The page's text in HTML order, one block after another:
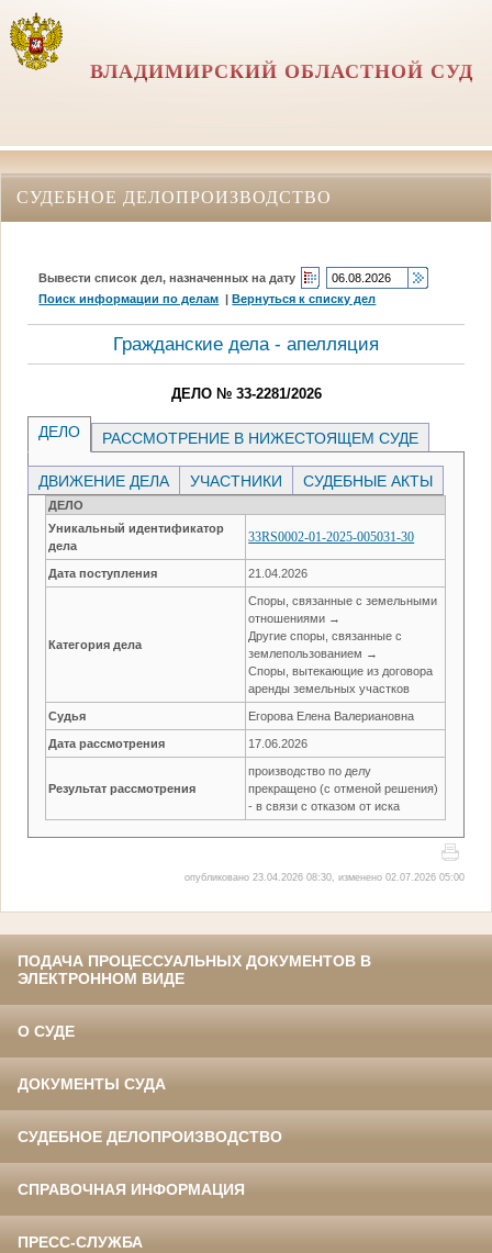
ВЛАДИМИРСКИЙ ОБЛАСТНОЙ СУД
СУДЕБНОЕ ДЕЛОПРОИЗВОДСТВО
Вывести список дел, назначенных на дату
Поиск информации по делам |Вернуться к списку дел
Гражданские дела - апелляция
ДЕЛО № 33-2281/2026
ДЕЛО РАССМОТРЕНИЕ В НИЖЕСТОЯЩЕМ СУДЕ
ДВИЖЕНИЕ ДЕЛА УЧАСТНИКИ СУДЕБНЫЕ АКТЫ
ДЕЛО
Уникальный идентификатор
дела
33RS0002-01-2025-005031-30
Дата поступления 21.04.2026
Категория дела
Споры, связанные с земельными
отношениями →
Другие споры, связанные с
землепользованием →
Споры, вытекающие из договора
аренды земельных участков
Судья Егорова Елена Валериановна
Дата рассмотрения 17.06.2026
Результат рассмотрения
производство по делу
прекращено (с отменой решения)
- в связи с отказом от иска
опубликовано 23.04.2026 08:30, изменено 02.07.2026 05:00
ПОДАЧА ПРОЦЕССУАЛЬНЫХ ДОКУМЕНТОВ В
ЭЛЕКТРОННОМ ВИДЕ
О СУДЕ
ДОКУМЕНТЫ СУДА
СУДЕБНОЕ ДЕЛОПРОИЗВОДСТВО
СПРАВОЧНАЯ ИНФОРМАЦИЯ
ПРЕСС-СЛУЖБА